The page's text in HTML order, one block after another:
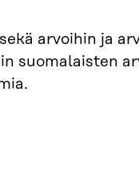
arvoihin ja
suomalaisten